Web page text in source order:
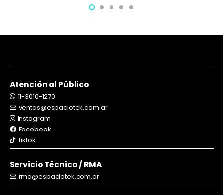
Atención al Público
11-3010-1270
ventas@espaciotek.com.ar
Instagram
Facebook
Tiktok
Servicio Técnico / RMA
rma@espaciotek.com.ar